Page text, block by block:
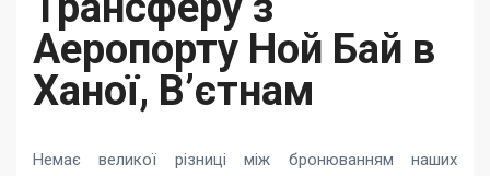
Аеропорту Ной Бай в
Ханої, В’єтнам
Немає великої різниці між бронюванням наших